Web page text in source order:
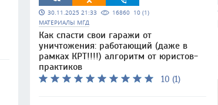
30.11.2025 21:33 16860 10 (1)
МАТЕРИАЛЫ МГД
Как спасти свои гаражи от
уничтожения: работающий (даже в
рамках КРТ!!!!) алгоритм от юристов-
практиков
10 (1)